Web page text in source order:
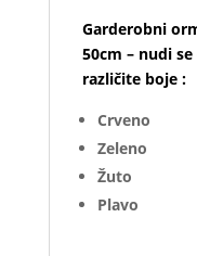
Garderobni
50cm – nudi
različite boje :
Crveno
Zeleno
Žuto
Plavo